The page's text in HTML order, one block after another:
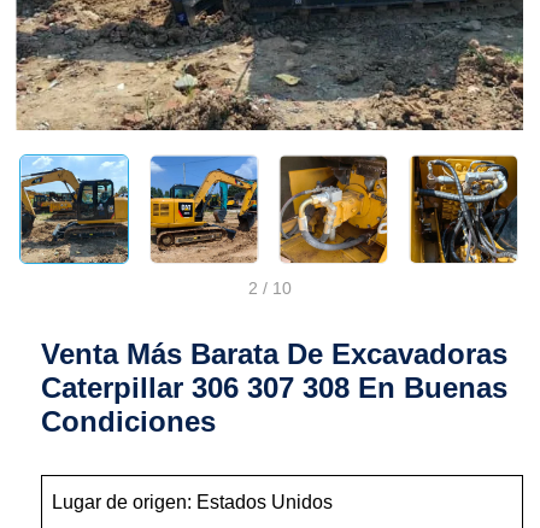
2 / 10
Venta Más Barata De Excavadoras
Caterpillar 306 307 308 En Buenas
Condiciones
Lugar de origen: Estados Unidos